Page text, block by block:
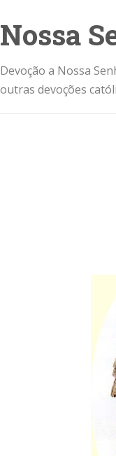
Nossa
Devoção a Nossa
outras devoções